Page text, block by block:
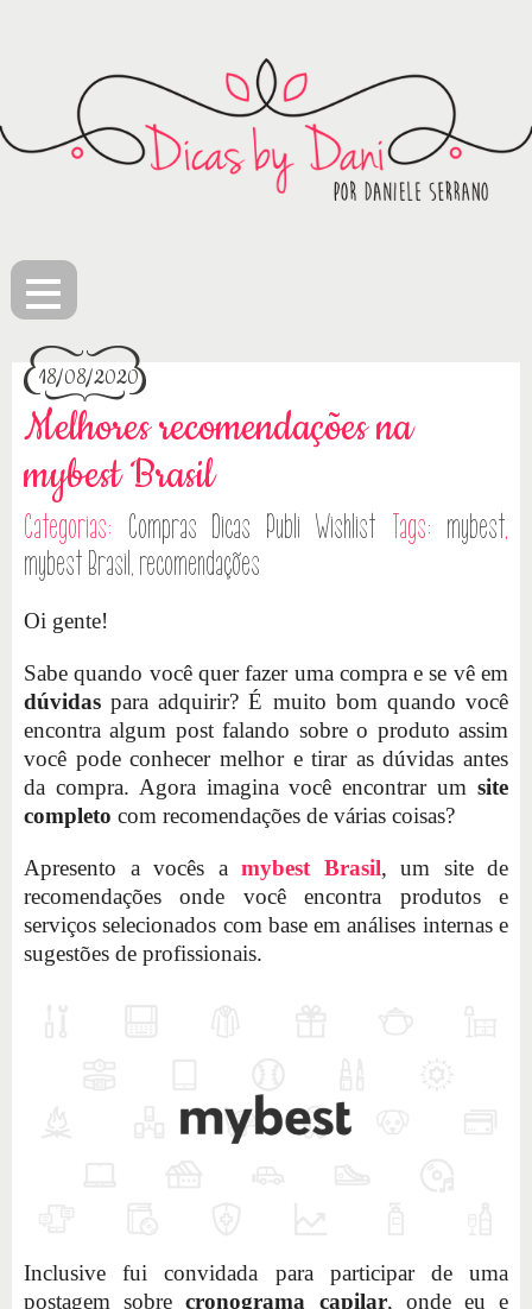
≡
18/08/2020
Melhores recomendações na
mybest Brasil
Categorias: Compras Dicas Publi Wishlist Tags: mybest,
mybest Brasil, recomendações
Oi gente!
Sabe quando você quer fazer uma compra e se vê em
dúvidas para adquirir? É muito bom quando você
encontra algum post falando sobre o produto assim
você pode conhecer melhor e tirar as dúvidas antes
da compra. Agora imagina você encontrar um site
completo com recomendações de várias coisas?
Apresento a vocês a mybest Brasil, um site de
recomendações onde você encontra produtos e
serviços selecionados com base em análises internas e
sugestões de profissionais.
Inclusive fui convidada para participar de uma
postagem sobrecronograma capilar, onde eu e